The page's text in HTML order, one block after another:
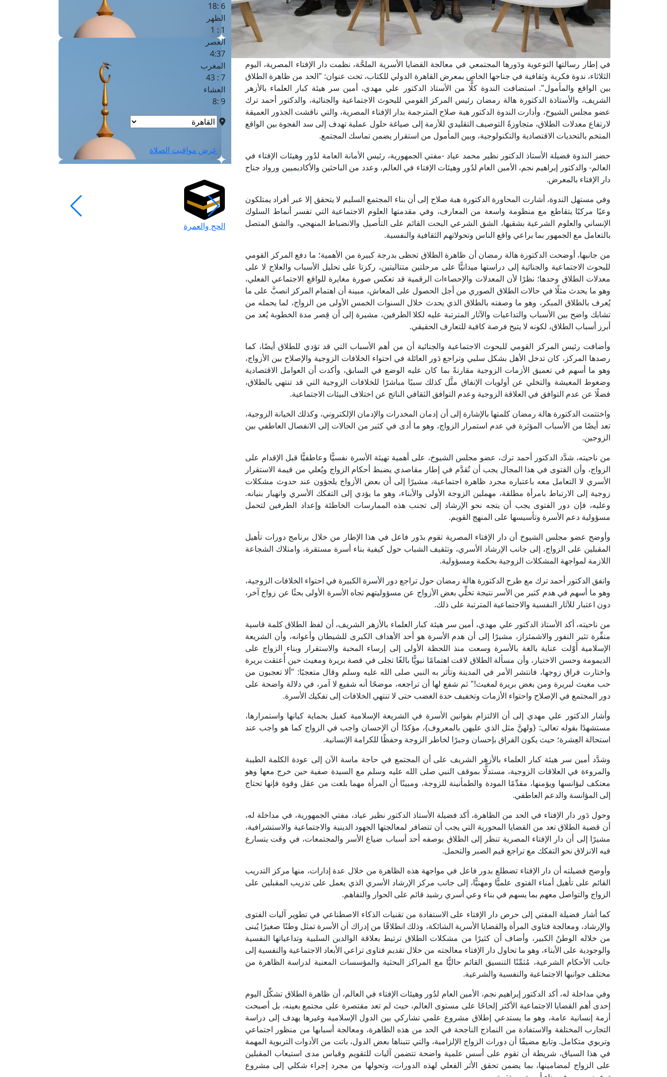
في إطار رسالتها التوعوية ودَورها المجتمعي في معالجة القضايا الأسرية الملحَّة، نظمت دار الإفتاء المصرية، اليوم
الثلاثاء، ندوة فكرية وثقافية في جناحها الخاص بمعرض القاهرة الدولي للكتاب، تحت عنوان: "الحد من ظاهرة الطلاق
بين الواقع والمأمول". استضافت الندوة كلًّا من الأستاذ الدكتور علي مهدي، أمين سر هيئة كبار العلماء بالأزهر
الشريف، والأستاذة الدكتورة هالة رمضان رئيس المركز القومي للبحوث الاجتماعية والجنائية، والدكتور أحمد ترك
عضو مجلس الشيوخ، وأدارت الندوة الدكتور هبة صلاح المترجمة بدار الإفتاء المصرية، والتي ناقشت الجذور العميقة
لارتفاع معدلات الطلاق، متجاوزةً التوصيف التقليدي للأزمة إلى صياغة حلول عملية تهدف إلى سد الفجوة بين الواقع
المتخم بالتحديات الاقتصادية والتكنولوجية، وبين المأمول من استقرار يضمن تماسك المجتمع.
حضر الندوة فضيلة الأستاذ الدكتور نظير محمد عياد -مفتي الجمهورية، رئيس الأمانة العامة لدُور وهيئات الإفتاء في
العالم- والدكتور إبراهيم نجم، الأمين العام لدُور وهيئات الإفتاء في العالم، وعدد من الباحثين والأكاديميين ورواد جناح
دار الإفتاء بالمعرض.
وفي مستهل الندوة، أشارت المحاورة الدكتورة هبة صلاح إلى أن بناء المجتمع السليم لا يتحقق إلا عبر أفراد يمتلكون
وعيًا مركبًا يتقاطع مع منظومة واسعة من المعارف، وفي مقدمتها العلوم الاجتماعية التي تفسر أنماط السلوك
الإنساني والعلوم الشرعية بشقيها، الشق الشرعي البحت القائم على التأصيل والانضباط المنهجي، والشق المتصل
بالتعامل مع الجمهور بما يراعي واقع الناس وتحولاتهم الثقافية والنفسية.
من جانبها، أوضحت الدكتورة هالة رمضان أن ظاهرة الطلاق تحظى بدرجة كبيرة من الأهمية؛ ما دفع المركز القومي
للبحوث الاجتماعية والجنائية إلى دراستها ميدانيًّا على مرحلتين متتاليتين، ركزتا على تحليل الأسباب والعلاج لا على
معدلات الطلاق وحدها؛ نظرًا لأن المعدلات والإحصاءات الرقمية قد تعكس صورة مغايرة للواقع الاجتماعي الفعلي،
وهو ما يحدث مثلًا في حالات الطلاق الصوري من أجل الحصول على المعاش، مبينة أن اهتمام المركز انصبَّ على ما
يُعرف بالطلاق المبكر، وهو ما وصفته بالطلاق الذي يحدث خلال السنوات الخمس الأولى من الزواج، لما يحمله من
تشابك واضح بين الأسباب والتداعيات والآثار المترتبة عليه لكلا الطرفين، مشيرة إلى أن قِصر مدة الخطوبة يُعد من
أبرز أسباب الطلاق، لكونه لا يتيح فرصة كافية للتعارف الحقيقي.
وأضافت رئيس المركز القومي للبحوث الاجتماعية والجنائية أن من أهم الأسباب التي قد تؤدي للطلاق أيضًا، كما
رصدها المركز، كان تدخل الأهل بشكل سلبي وتراجع دَور العائلة في احتواء الخلافات الزوجية والإصلاح بين الأزواج،
وهو ما أسهم في تعميق الأزمات الزوجية مقارنةً بما كان عليه الوضع في السابق، وأكدت أن العوامل الاقتصادية
وضغوط المعيشة والتخلي عن أولويات الإنفاق مثَّل كذلك سببًا مباشرًا للخلافات الزوجية التي قد تنتهي بالطلاق،
فضلًا عن عدم التوافق في العلاقة الزوجية وعدم التوافق الثقافي الناتج عن اختلاف البيئات الاجتماعية.
واختتمت الدكتورة هالة رمضان كلمتها بالإشارة إلى أن إدمان المخدرات والإدمان الإلكتروني، وكذلك الخيانة الزوجية،
تعد أيضًا من الأسباب المؤثرة في عدم استمرار الزواج، وهو ما أدى في كثير من الحالات إلى الانفصال العاطفي بين
الزوجين.
من ناحيته، شدَّد الدكتور أحمد ترك، عضو مجلس الشيوخ، على أهمية تهيئة الأسرة نفسيًّا وعاطفيًّا قبل الإقدام على
الزواج، وأن الفتوى في هذا المجال يجب أن تُقدَّم في إطار مقاصدي يضبط أحكام الزواج ويُعلي من قيمة الاستقرار
الأسري لا التعامل معه باعتباره مجرد ظاهرة اجتماعية، مشيرًا إلى أن بعض الأزواج يلجؤون عند حدوث مشكلات
زوجية إلى الارتباط بامرأة مطلقة، مهملين الزوجة الأولى والأبناء، وهو ما يؤدي إلى التفكك الأسري وانهيار بنيانه.
وعليه، فإن دور الفتوى يجب أن يتجه نحو الإرشاد إلى تجنب هذه الممارسات الخاطئة وإعداد الطرفين لتحمل
مسؤولية دعم الأسرة وتأسيسها على المنهج القويم.
وأوضح عضو مجلس الشيوخ أن دار الإفتاء المصرية تقوم بدَور فاعل في هذا الإطار من خلال برنامج دورات تأهيل
المقبلين على الزواج، إلى جانب الإرشاد الأسري، وتثقيف الشباب حول كيفية بناء أسرة مستقرة، وامتلاك الشجاعة
اللازمة لمواجهة المشكلات الزوجية بحكمة ومسؤولية.
واتفق الدكتور أحمد ترك مع طرح الدكتورة هالة رمضان حول تراجع دور الأسرة الكبيرة في احتواء الخلافات الزوجية،
وهو ما أسهم في هدم كثير من الأسر نتيجة تخلِّي بعض الأزواج عن مسؤوليتهم تجاه الأسرة الأولى بحثًا عن زواج آخر،
دون اعتبار للآثار النفسية والاجتماعية المترتبة على ذلك.
من ناحيته، أكد الأستاذ الدكتور علي مهدي، أمين سر هيئة كبار العلماء بالأزهر الشريف، أن لفظ الطلاق كلمة قاسية
منفِّرة تثير النفور والاشمئزاز، مشيرًا إلى أن هدم الأسرة هو أحد الأهداف الكبرى للشيطان وأعوانه، وأن الشريعة
الإسلامية أَوْلت عناية بالغة بالأسرة وسعت منذ اللحظة الأولى إلى إرساء المحبة والاستقرار وبناء الزواج على
الديمومة وحسن الاختيار، وأن مسألة الطلاق لاقت اهتمامًا نبويًّا بالغًا تجلى في قصة بريرة ومغيث حين أُعتقت بريرة
واختارت فراق زوجها، فانتشر الأمر في المدينة وتأثر به النبي صلى الله عليه وسلم وقال متعجبًا: "ألا تعجبون من
حب مغيث لبريرة ومن بغض بريرة لمغيث!" ثم شفع لها أن تراجعه، موضحًا أنه شفيع لا آمر، في دلالة واضحة على
دور المجتمع في الإصلاح واحتواء الأزمات وتخفيف حدة الغضب حتى لا تنتهي الخلافات إلى تفكيك الأسرة.
وأشار الدكتور علي مهدي إلى أن الالتزام بقوانين الأسرة في الشريعة الإسلامية كفيل بحماية كيانها واستمرارها،
مستشهدًا بقوله تعالى: {ولهنَّ مثل الذي عليهن بالمعروف}، مؤكدًا أن الإحسان واجب في الزواج كما هو واجب عند
استحالة العِشرة؛ حيث يكون الفراق بإحسان وجبرًا لخاطر الزوجة وحفظًا للكرامة الإنسانية.
وشدَّد أمين سر هيئة كبار العلماء بالأزهر الشريف على أن المجتمع في حاجة ماسة الآن إلى عودة الكلمة الطيبة
والمروءة في العلاقات الزوجية، مستدلًّا بموقف النبي صلى الله عليه وسلم مع السيدة صفية حين خرج معها وهو
معتكف ليؤانسها ويؤمنها، مقدِّمًا المودة والطمأنينة للزوجة، ومبينًا أن المرأة مهما بلغت من عقل وقوة فإنها تحتاج
إلى المؤانسة والدعم العاطفي.
وحول دَور دار الإفتاء في الحد من الظاهرة، أكد فضيلة الأستاذ الدكتور نظير عياد، مفتي الجمهورية، في مداخلة له،
أن قضية الطلاق تعد من القضايا المحورية التي يجب أن تتضافر لمعالجتها الجهود الدينية والاجتماعية والاستشرافية،
مشيرًا إلى أن دار الإفتاء المصرية تنظر إلى الطلاق بوصفه أحد أسباب ضياع الأسر والمجتمعات، في وقت يتسارع
فيه الانزلاق نحو التفكك مع تراجع قيم الصبر والتحمل.
وأوضح فضيلته أن دار الإفتاء تضطلع بدور فاعل في مواجهة هذه الظاهرة من خلال عدة إدارات، منها مركز التدريب
القائم على تأهيل أمناء الفتوى علميًّا ومهنيًّا، إلى جانب مركز الإرشاد الأسري الذي يعمل على تدريب المقبلين على
الزواج والتواصل معهم بما يسهم في بناء وعي أسري رشيد قائم على الحوار والتفاهم.
كما أشار فضيلة المفتي إلى حرص دار الإفتاء على الاستفادة من تقنيات الذكاء الاصطناعي في تطوير آليات الفتوى
والإرشاد، ومعالجة فتاوى المرأة والقضايا الأسرية الشائكة، وذلك انطلاقًا من إدراك أن الأسرة تمثل وطنًا صغيرًا يُبنى
من خلاله الوطنُ الكبير، وأضاف أن كثيرًا من مشكلات الطلاق ترتبط بعلاقة الوالدين السلبية وتداعياتها النفسية
والوجودية على الأبناء، وهو ما تحاول دار الإفتاء معالجته من خلال تقديم فتاوى تراعي الأبعاد الاجتماعية والنفسية إلى
جانب الأحكام الشرعية، مُثمِّنًا التنسيق القائم حاليًّا مع المراكز البحثية والمؤسسات المعنية لدراسة الظاهرة من
مختلف جوانبها الاجتماعية والنفسية والشرعية.
وفي مداخلة له، أكد الدكتور إبراهيم نجم، الأمين العام لدُور وهيئات الإفتاء في العالم، أن ظاهرة الطلاق تشكِّل اليوم
إحدى أهم القضايا الاجتماعية الأكثر إلحاحًا على مستوى العالم، حيث لم تعد مقتصرة على مجتمع بعينه، بل أصبحت
أزمة إنسانية عامة، وهو ما يستدعي إطلاق مشروع علمي تشاركي بين الدول الإسلامية وغيرها يهدف إلى دراسة
التجارب المختلفة والاستفادة من النماذج الناجحة في الحد من هذه الظاهرة، ومعالجة أسبابها من منظور اجتماعي
وتربوي متكامل. وتابع مضيفًا أن دورات الزواج الإلزامية، والتي تتبناها بعض الدول، باتت من الأدوات التربوية المهمة
في هذا السياق، شريطة أن تقوم على أسس علمية واضحة تتضمن آليات للتقويم وقياس مدى استيعاب المقبلين
على الزواج لمضامينها، بما يضمن تحقق الأثر الفعلي لهذه الدورات، وتحولها من مجرد إجراء شكلي إلى مشروع
6 :18
الظهر
1 : 1
العصر
4:37
المغرب
7 : 43
العشاء
9 :8
عرض مواقيت الصلاة
الحج والعمرة